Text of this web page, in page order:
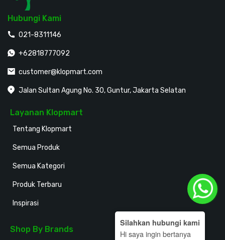
Hubungi Kami
021-8311146
+62818777092
customer@klopmart.com
Jalan Sultan Agung No. 30, Guntur, Jakarta Selatan
Layanan Klopmart
Tentang Klopmart
Semua Produk
Semua Kategori
Produk Terbaru
Inspirasi
Shop By Brands
Silahkan hubungi kami
Hi saya ingin bertanya